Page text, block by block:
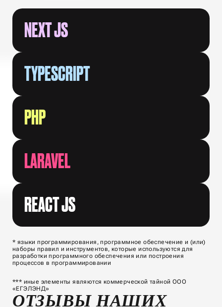
NEXT JS
TYPESCRIPT
PHP
LARAVEL
REACT JS
* языки программирования, программное обеспечение и (или)
наборы правил и инструментов, которые используются для
разработки программного обеспечения или построения
процессов в программировании
*** иные элементы являются коммерческой тайной ООО
«ЕГЭЛЭНД»
ОТЗЫВЫ НАШИХ